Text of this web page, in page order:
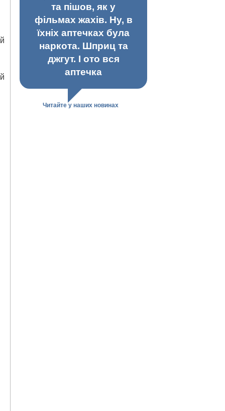
та пішов, як у
фільмах жахів. Ну, в
їхніх аптечках була
наркота. Шприц та
джгут. І ото вся
аптечка
Читайте у наших новинах